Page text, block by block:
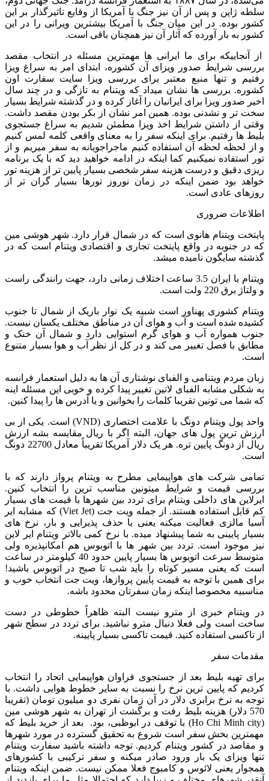
سلطه ژاپن و پس از آن نیز جنگ با آمریکا از وقایع تاثیرگذار بر این
کشور بوده. در این میان جنگ با آمریکا بیشترین ویرانی را در این
کشور به بار آورده که آثار آن نیز همچنان باقی است.
از آنجاییکه برای ما ایرانی ها مهمترین مسئله در انتخاب مقصد
بررسی شرایط صدور ویزای آن کشوره، ابتدای امر به سراغ ویزا
رفتیم و تنها منبع معتبر برای بررسی ویزا سایت سفارت اون
کشوره. بررسی ها نشان میداد که ویتنام به تازگی و در چند سال
اخیر صدور ویزا برای ایرانیان را آغاز کرده و در گذشته شرایط بسیار
سخت تر و نشدنی بوده. همین امر نشان از بکر بودن مقصد داشت.
وقتی از داشتن شرایط اخذ ویزا مطمئن شدیم به سراغ جستجوی
بلیط ها رفتیم. برای اینکه سفر را به معنای واقعی کلمه لمس کنیم
و از لحظه لحظه آن استفاده کنیم ماجراجویانه به سفر میریم و از
تور استفاده نمیکنیم کما اینکه در ادامه خواهید دید که با یک برنامه
ریزی دقیق و درست هزینه سفر شخصی بسیار پایین تر از هزینه تور
خواهد بود ضمن اینکه در زمان نوروز تورها بسیار گران تر از
روزهای عادی است.
اطلاعات ضروری
پایتخت ویتنام هانوی است که در شمال قرار دارد. شهر هوشی مین
که در جنوبه در واقع پایتخت تجاری و اقتصادی ویتنام است که در
گذشته سایگون نامیده میشد.
ویتنام با ایران 3.5 ساعت اختلاف زمانی دارد، جهت رانندگی راست
و ولتاژ برق 220 ولت است.
ویتنام کشوری پهناور است شبیه یک نوار باریک از شمال تا جنوب
کشیده شده است و آب و هوای آن در مناطق مختلف یکسان نیست.
جنوب همواره آب و هوای گرم استوایی دارد و شمال آن خنک و
مطابق با فصل تغییر می کند و در کل از نظر آب و هوا بسیار متنوع
است.
زبان مردم ویتنامی و الفبای نوشتاری آن ها به دلیل استعمار فرانسه
به شکلی مشابه الفبای لاتین تغییر پیدا کرده و خوبی این مسئله اینه
که شما می تونین تقریبا کلمات را بخوانین و یا آدرس ها را پیدا کنین.
واحد پول ویتنام دونگ با علامت اختصاری (VND) است. یکی از بی
ارزش ترین پول های جهان، البته اگر با ریال مقایسه بشه ارزش
ریال از دونگ پایین تره. هر یک دلار آمریکا تقریباً معادل 22700 دونگ
است.
تمامی شرکت های هواپیمایی مطرح به ویتنام پرواز دارند که با
بررسی قیمت و شرایط میتونین مناسب ترین را انتخاب کنین.
ایرلاین های داخلی ویتنام برای تردد بین شهرها با قیمت های بسیار
کم قابل استفاده هستند. از جمله ویت جت (Viet Jet) که مشابه ایر
آسیا مالزی فعالیت میکنه یعنی با حذف پذیرایی و بار، نرخ های
بسیار پایینی به شما پیشنهاد میده. با نرخ کمی بالاتر ویتنام ایر لاین
نیز موجود است. تردد بین شهر ها با اتوبوس هم امکانپذیره ولی
متوسط سرعت اتوبوس ها بسیار پایین حدود 40 کیلومتر در ساعت
است که یعنی مسیر کوتاه را باید شب تا صبح در اتوبوس باشید!
برای همین با توجه به قیمت پایین پروازها، ویت جت انتخاب خوب و
مناسبیه مخصوصا اینکه زمان سفرتان محدود باشه.
در ویتنام خبری از مترو نیست البته ظاهراً خطوطی در دست
ساخت است ولی فعلا دنبال مترو نباشید. برای تردد در سطح شهر
از تاکسی استفاده کنید. قیمت تاکسی بسیار پایینه.
مقدمات سفر
برای تهیه بلیط بعد از جستجوی فراوان هواپیمایی اتحاد را انتخاب
کردیم که پایین ترین نرخ را نسبت به سایر خطوط هوایی داشت. با
توجه به نرخ برابری دلار در آن زمان نفری دو میلیون تومان (تقریبا
570 دلار) هزینه بلیط رفت و برگشت از تهران به شهر هوشی مین
(Ho Chi Minh city) با توقف در ابوظبی، بود. بعد از خرید بلیط که
مهمترین بخش سفر است شروع به تحقیق گسترده در مورد شهرها
و مقاصد در کشور ویتنام کردیم. توجه داشته باشید سفارت ویتنام
تنها ویزای یک بار ورود صادر میکنه و سفر ترکیبی با کشورهای
همجوار یعنی لائوس و کامبوج فعلا ممکن نیست. ضمن اینکه ویتنام